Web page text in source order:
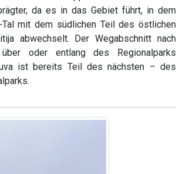
da es in das Gebiet führt, in dem
mit dem südlichen Teil des östlichen
abwechselt. Der Wegabschnitt nach
über oder entlang des Regionalparks
ist bereits Teil des nächsten – des